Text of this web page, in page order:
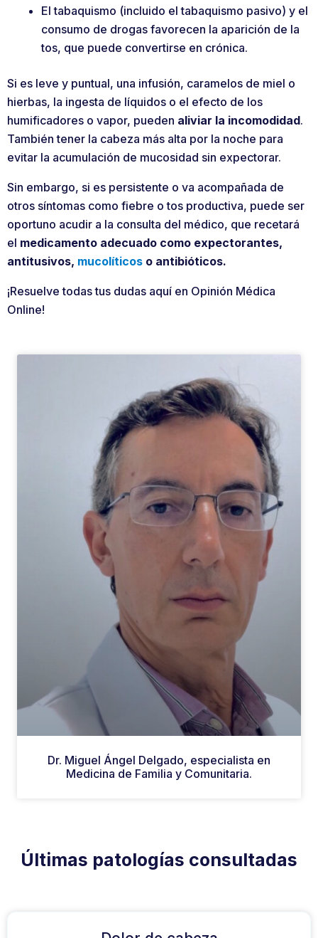
El tabaquismo (incluido el tabaquismo pasivo) y el
consumo de drogas favorecen la aparición de la
tos, que puede convertirse en crónica.
Si es leve y puntual, una infusión, caramelos de miel o
hierbas, la ingesta de líquidos o el efecto de los
humificadores o vapor, pueden aliviar la incomodidad.
También tener la cabeza más alta por la noche para
evitar la acumulación de mucosidad sin expectorar.
Sin embargo, si es persistente o va acompañada de
otros síntomas como fiebre o tos productiva, puede ser
oportuno acudir a la consulta del médico, que recetará
el medicamento adecuado como expectorantes,
antitusivos, mucolíticos o antibióticos.
¡Resuelve todas tus dudas aquí en Opinión Médica
Online!
Dr. Miguel Ángel Delgado, especialista en
Medicina de Familia y Comunitaria.
Últimas patologías consultadas